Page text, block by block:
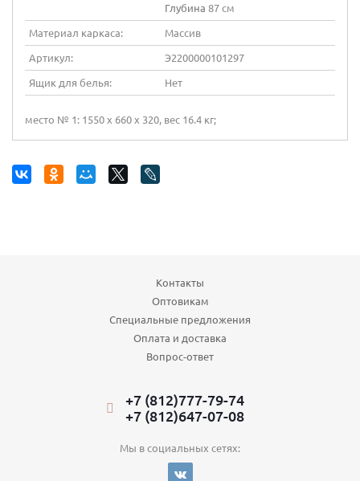
Глубина 87 см
Материал каркаса:
Массив
Артикул:
Э2200000101297
Ящик для белья:
Нет
место № 1: 1550 х 660 х 320, вес 16.4 кг;
Контакты
Оптовикам
Специальные предложения
Оплата и доставка
Вопрос-ответ
+7 (812)777-79-74
+7 (812)647-07-08
Мы в социальных сетях: